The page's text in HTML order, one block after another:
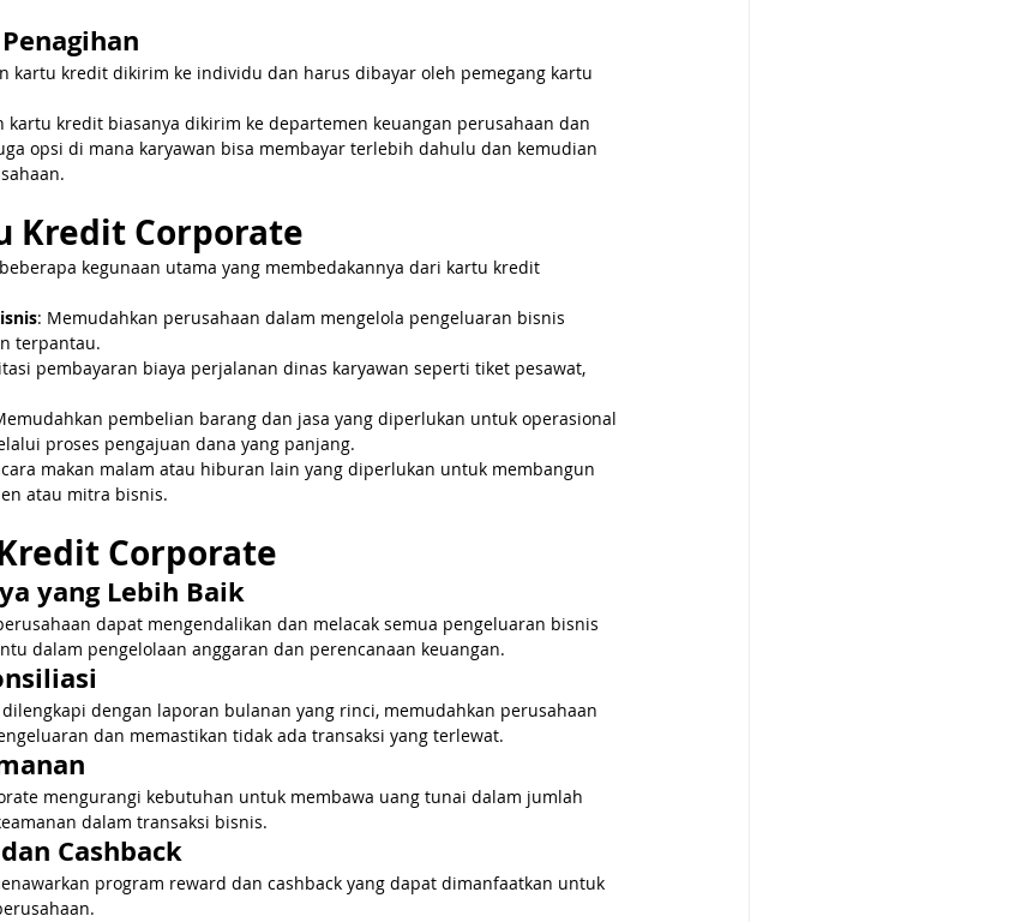
kartu kredit dikirim ke individu dan harus dibayar oleh pemegang kartu
kartu kredit biasanya dikirim ke departemen keuangan perusahaan dan
opsi di mana karyawan bisa membayar terlebih dahulu dan kemudian
Kredit Corporate
kegunaan utama yang membedakannya dari kartu kredit
: Memudahkan perusahaan dalam mengelola pengeluaran bisnis
terpantau.
pembayaran biaya perjalanan dinas karyawan seperti tiket pesawat,
pembelian barang dan jasa yang diperlukan untuk operasional
proses pengajuan dana yang panjang.
makan malam atau hiburan lain yang diperlukan untuk membangun
atau mitra bisnis.
Corporate
yang Lebih Baik
dapat mengendalikan dan melacak semua pengeluaran bisnis
dalam pengelolaan anggaran dan perencanaan keuangan.
dengan laporan bulanan yang rinci, memudahkan perusahaan
dan memastikan tidak ada transaksi yang terlewat.
mengurangi kebutuhan untuk membawa uang tunai dalam jumlah
dalam transaksi bisnis.
Cashback
program reward dan cashback yang dapat dimanfaatkan untuk